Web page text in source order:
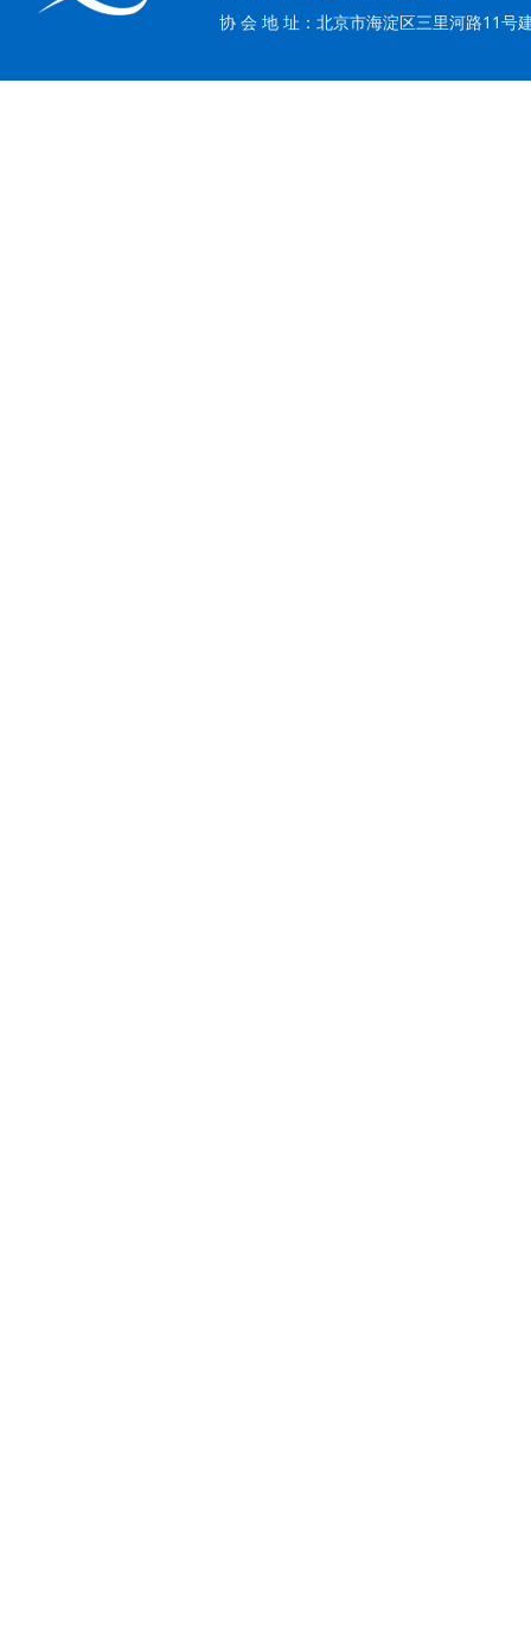
协 会 地 址：北京市海淀区三里河路11号